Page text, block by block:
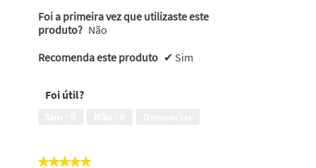
Foi a primeira vez que utilizaste este
produto? Não
Recomenda este produto ✔ Sim
Foi útil?
★★★★★
★★★★★